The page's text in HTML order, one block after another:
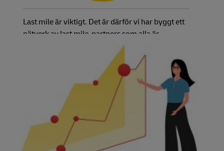
Last mile är viktigt. Det är därför vi har byggt ett
nätverk av last mile-partners som alla är
integrerade via en plattform. Välj den servicenivå
du och dina kunder behöver så hittar vi rätt
transportör åt dig. Det bästa är att du kan spåra
statusen på varje beställning i ett och samma
system – oavsett vilket land eller vilken
transportör du väljer.